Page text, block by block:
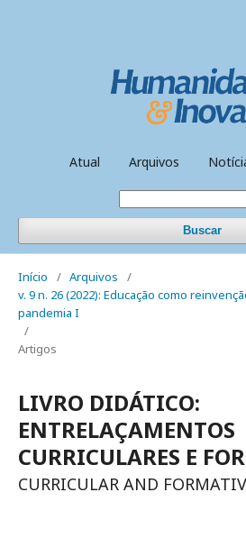
Atual Arquivos
Buscar
Início / Arquivos
/
v. 9 n. 26 (2022): Educação como
pandemia I
/
Artigos
LIVRO DIDÁTICO:
ENTRELAÇAMENTOS
CURRICULARES E
CURRICULAR AND